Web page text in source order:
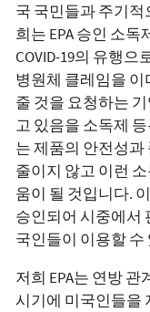
국 국민들과 주기적
희는 EPA 승인 소
COVID-19의 유행
병원체 클레임을
줄 것을 요청하는
고 있음을 소독제
는 제품의 안전성
줄이지 않고 이런
움이 될 것입니다.
승인되어 시중에서
국인들이 이용할 수
저희 EPA는 연방
시기에 미국인들을